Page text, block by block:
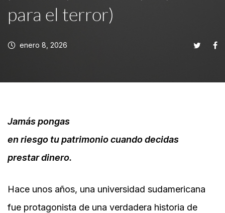
para el terror)
enero 8, 2026
Jamás pongas
en riesgo tu patrimonio cuando decidas
prestar dinero.
Hace unos años, una universidad sudamericana
fue protagonista de una verdadera historia de